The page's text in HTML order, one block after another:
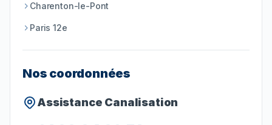
Charenton-le-Pont
Paris 12e
Nos coordonnées
Assistance Canalisation